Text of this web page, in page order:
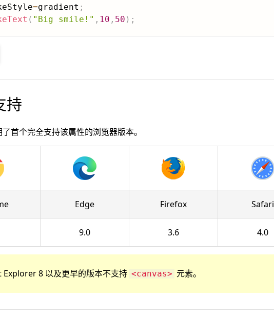
=gradient ;
( "Big smile!" , 10 , 50 ) ;
持
首个完全支持该属性的浏览器版本。
Edge Firefox Safari
9.0 3.6 4.0
8 以及更早的版本不支持 <canvas> 元素。